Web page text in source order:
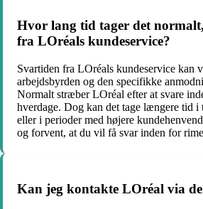
Hvor lang tid tager det
fra LOréals kundeservice?
Svartiden fra LOréals kundeservice kan
arbejdsbyrden og den specifikke
Normalt stræber LOréal efter at svare
hverdage. Dog kan det tage længere tid
eller i perioder med højere
og forvent, at du vil få svar inden for
Kan jeg kontakte LOréal via de